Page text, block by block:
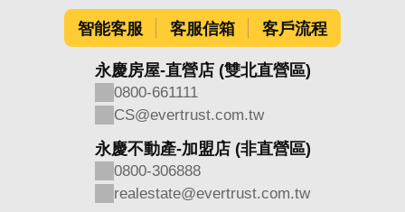
智能客服 客服信箱 客戶流程
永慶房屋-直營店 (雙北直營區)
0800-661111
CS@evertrust.com.tw
永慶不動產-加盟店 (非直營區)
0800-306888
realestate@evertrust.com.tw